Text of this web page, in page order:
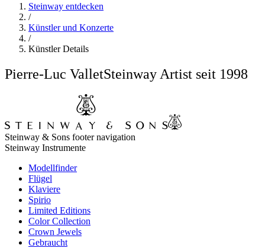
Steinway entdecken
/
Künstler und Konzerte
/
Künstler Details
Pierre-Luc ValletSteinway Artist seit 1998
Steinway & Sons footer navigation
Steinway Instrumente
Modellfinder
Flügel
Klaviere
Spirio
Limited Editions
Color Collection
Crown Jewels
Gebraucht